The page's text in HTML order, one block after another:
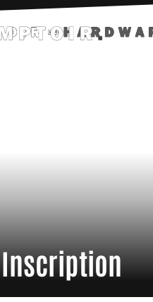
Inscription